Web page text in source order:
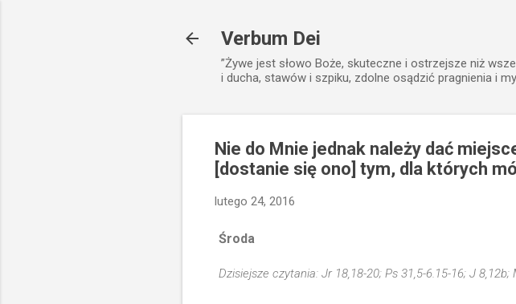
Verbum Dei
”Żywe jest słowo Boże, skuteczne i ostrzejsze niż
i ducha, stawów i szpiku, zdolne osądzić pragnienia i
Nie do Mnie jednak należy dać
[dostanie się ono] tym, dla których
lutego 24, 2016
Środa
Dzisiejsze czytania: Jr 18,18-20; Ps 31,5-6.15-16; J 8,12b;